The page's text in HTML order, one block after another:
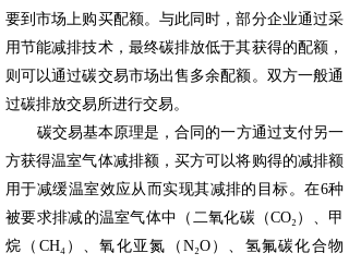
要到市场上购买配额。与此同时，部分企业通过采
用节能减排技术，最终碳排放低于其获得的配额，
则可以通过碳交易市场出售多余配额。双方一般通
过碳排放交易所进行交易。
碳交易基本原理是，合同的一方通过支付另一
方获得温室气体减排额，买方可以将购得的减排额
用于减缓温室效应从而实现其减排的目标。在6种
被要求排减的温室气体中（二氧化碳（CO₂）、甲
烷（CH₄）、氧化亚氮（N₂O）、氢氟碳化合物